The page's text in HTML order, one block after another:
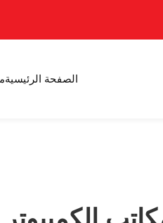
الصفحة الرئيسية